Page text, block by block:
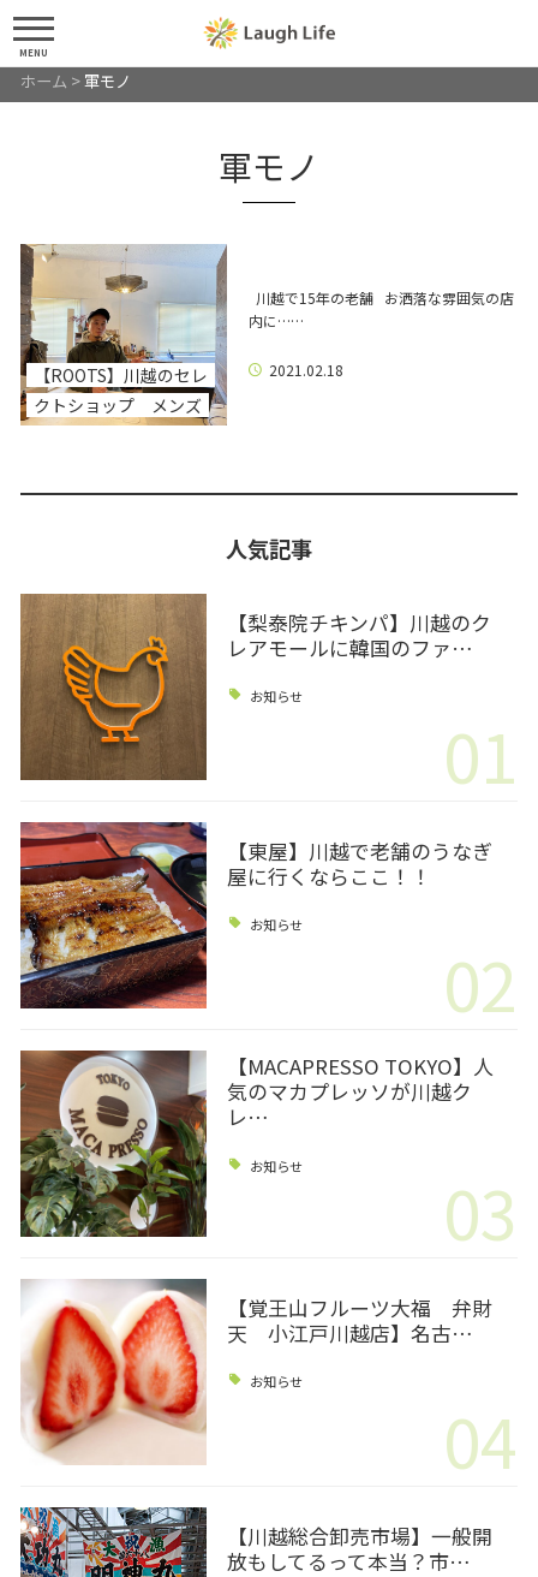
MENU
ホーム >軍モノ
軍モノ
【ROOTS】川越のセレ
クトショップ メンズ
川越で15年の老舗 お洒落な雰囲気の店
内に……
2021.02.18
人気記事
【梨泰院チキンパ】川越のク
レアモールに韓国のファ…
お知らせ
01
【東屋】川越で老舗のうなぎ
屋に行くならここ！！
お知らせ
02
【MACAPRESSO TOKYO】人
気のマカプレッソが川越ク
レ…
お知らせ 03
【覚王山フルーツ大福 弁財
天 小江戸川越店】名古…
お知らせ
04
【川越総合卸売市場】一般開
放もしてるって本当？市…